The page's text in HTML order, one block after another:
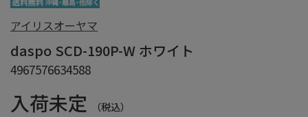
アイリスオーヤマ
daspo SCD-190P-W ホワイト
4967576634588
入荷未定 （税込）